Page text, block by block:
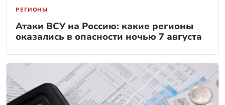
РЕГИОНЫ
Атаки ВСУ на Россию: какие регионы
оказались в опасности ночью 7 августа